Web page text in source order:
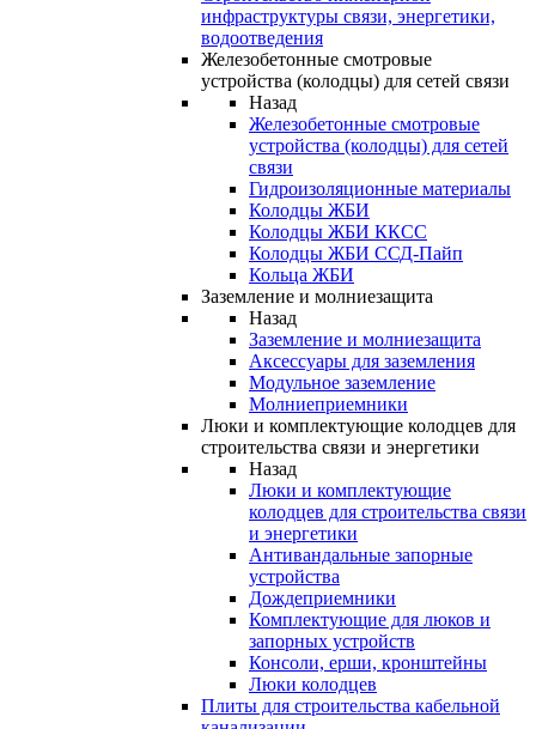
инфраструктуры связи, энергетики,
водоотведения
Железобетонные смотровые
устройства (колодцы) для сетей связи
Назад
Железобетонные смотровые
устройства (колодцы) для сетей
связи
Гидроизоляционные материалы
Колодцы ЖБИ
Колодцы ЖБИ ККСС
Колодцы ЖБИ ССД-Пайп
Кольца ЖБИ
Заземление и молниезащита
Назад
Заземление и молниезащита
Аксессуары для заземления
Модульное заземление
Молниеприемники
Люки и комплектующие колодцев для
строительства связи и энергетики
Назад
Люки и комплектующие
колодцев для строительства связи
и энергетики
Антивандальные запорные
устройства
Дождеприемники
Комплектующие для люков и
запорных устройств
Консоли, ерши, кронштейны
Люки колодцев
Плиты для строительства кабельной